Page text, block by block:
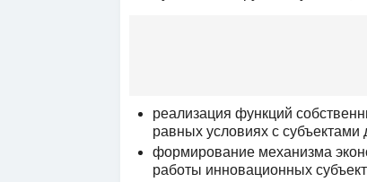
реализация функций
равных условиях с субъектами
формирование механизма
работы инновационных